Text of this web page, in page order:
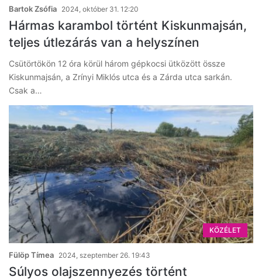
Bartok Zsófia 2024, október 31. 12:20
Hármas karambol történt Kiskunmajsán,
teljes útlezárás van a helyszínen
Csütörtökön 12 óra körül három gépkocsi ütközött össze
Kiskunmajsán, a Zrínyi Miklós utca és a Zárda utca sarkán.
Csak a…
KÖZÉLET
Fülöp Tímea 2024, szeptember 26. 19:43
Súlyos olajszennyezés történt